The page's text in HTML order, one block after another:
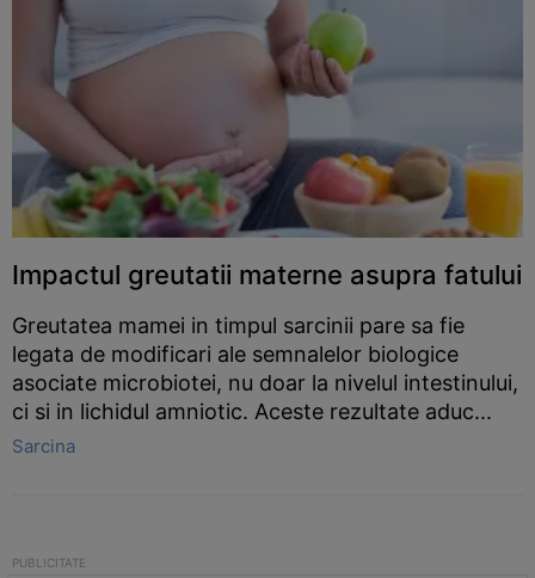
Impactul greutatii materne asupra fatului
Greutatea mamei in timpul sarcinii pare sa fie
legata de modificari ale semnalelor biologice
asociate microbiotei, nu doar la nivelul intestinului,
ci si in lichidul amniotic. Aceste rezultate aduc...
Sarcina